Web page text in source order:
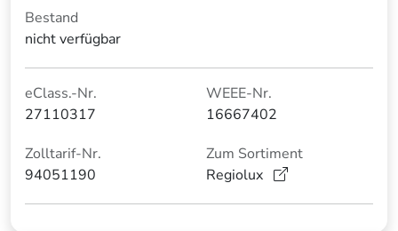
Bestand
nicht verfügbar
eClass.-Nr.
27110317
WEEE-Nr.
16667402
Zolltarif-Nr.
94051190
Zum Sortiment
Regiolux